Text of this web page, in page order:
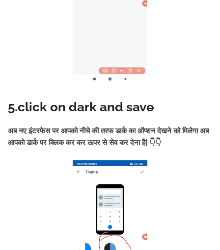
5.click on dark and save
अब नए इंटरफेस पर आपको नीचे की तरफ डार्क का ऑप्शन देखने को मिलेगा अब
आपको डार्क पर क्लिक कर कर ऊपर से सेव कर देना है| 👇👇